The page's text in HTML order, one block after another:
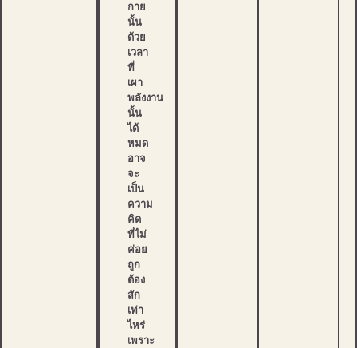
กาย
นั้น
ด้วย
เวลา
ที่
เผา
พลังงาน
นั้น
ได้
หมด
อาจ
จะ
เป็น
ความ
คิด
ที่ไม่
ค่อย
ถูก
ต้อง
สัก
เท่า
ไหร่
เพราะ